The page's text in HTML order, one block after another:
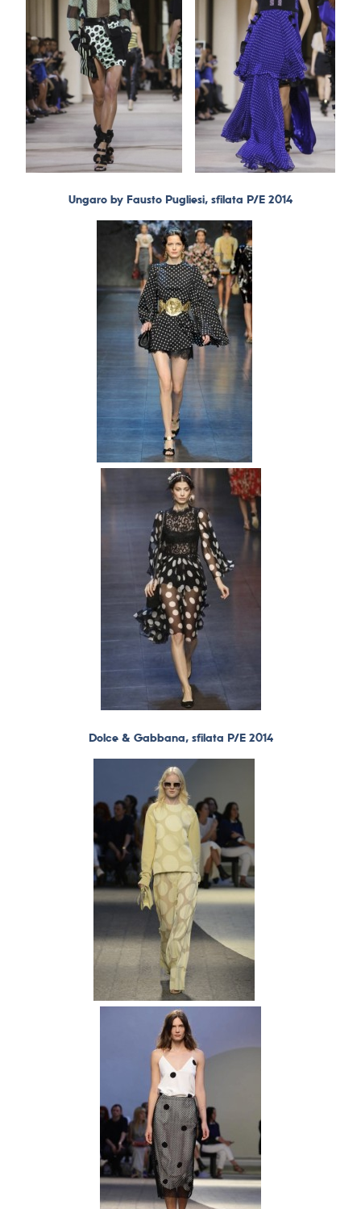
Ungaro by Fausto Pugliesi, sfilata P/E 2014
Dolce & Gabbana, sfilata P/E 2014